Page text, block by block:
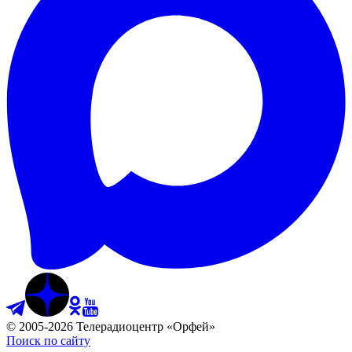
© 2005-2026 Телерадиоцентр «Орфей»
Поиск по сайту